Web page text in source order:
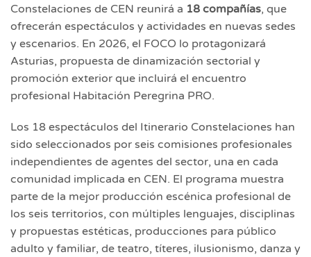
Constelaciones de CEN reunirá a 18 compañías, que
ofrecerán espectáculos y actividades en nuevas sedes
y escenarios. En 2026, el FOCO lo protagonizará
Asturias, propuesta de dinamización sectorial y
promoción exterior que incluirá el encuentro
profesional Habitación Peregrina PRO.
Los 18 espectáculos del Itinerario Constelaciones han
sido seleccionados por seis comisiones profesionales
independientes de agentes del sector, una en cada
comunidad implicada en CEN. El programa muestra
parte de la mejor producción escénica profesional de
los seis territorios, con múltiples lenguajes, disciplinas
y propuestas estéticas, producciones para público
adulto y familiar, de teatro, títeres, ilusionismo, danza y